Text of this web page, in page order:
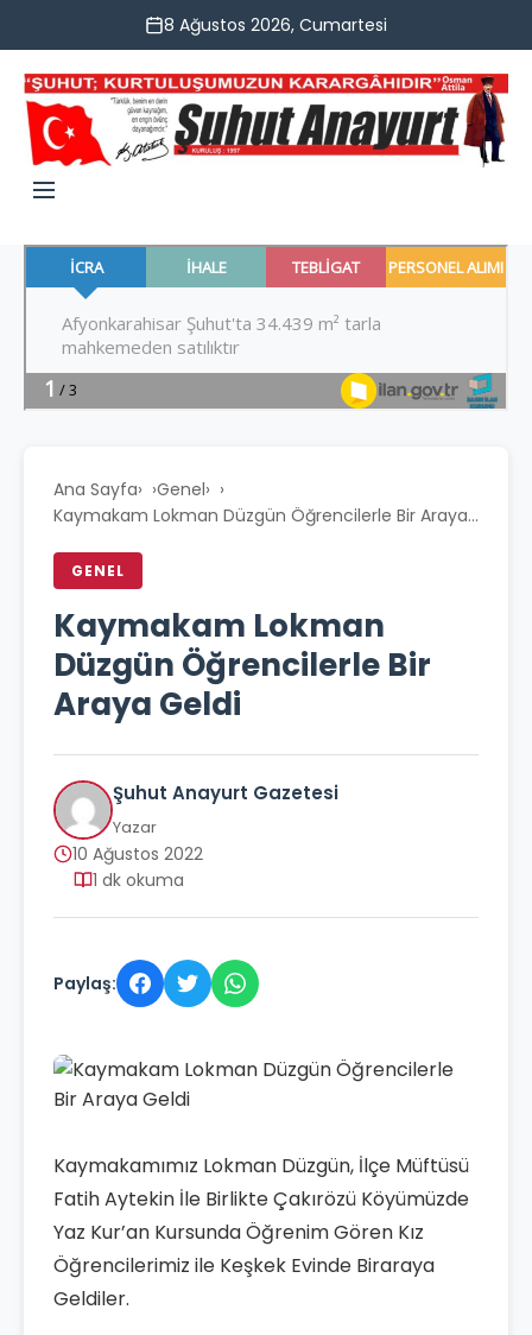
8 Ağustos 2026, Cumartesi
Ana Sayfa› Genel›
Kaymakam Lokman Düzgün Öğrencilerle Bir Araya...
GENEL
Kaymakam Lokman
Düzgün Öğrencilerle Bir
Araya Geldi
Şuhut Anayurt Gazetesi
Yazar
10 Ağustos 2022
1 dk okuma
Paylaş:
Kaymakamımız Lokman Düzgün, İlçe Müftüsü
Fatih Aytekin İle Birlikte Çakırözü Köyümüzde
Yaz Kur’an Kursunda Öğrenim Gören Kız
Öğrencilerimiz ile Keşkek Evinde Biraraya
Geldiler.